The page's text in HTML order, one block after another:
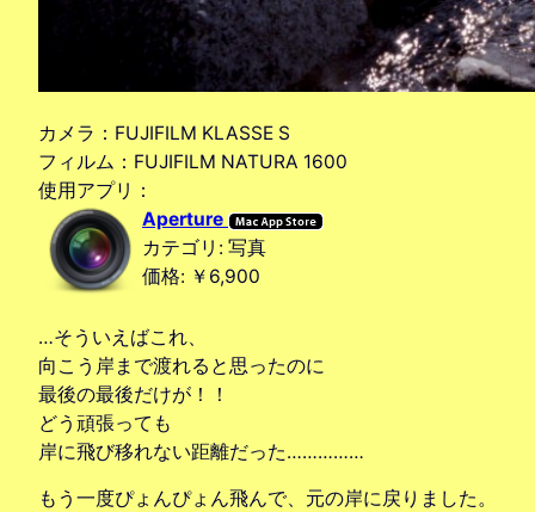
カメラ：FUJIFILM KLASSE S
フィルム：FUJIFILM NATURA 1600
使用アプリ：
Aperture
カテゴリ: 写真
価格: ￥6,900
…そういえばこれ、
向こう岸まで渡れると思ったのに
最後の最後だけが！！
どう頑張っても
岸に飛び移れない距離だった……………
もう一度ぴょんぴょん飛んで、元の岸に戻りました。